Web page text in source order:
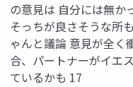
の意見は 自分には無か
そっちが良さそうな所
ゃんと議論 意見が全く
合、パートナーがイエ
ているかも 17